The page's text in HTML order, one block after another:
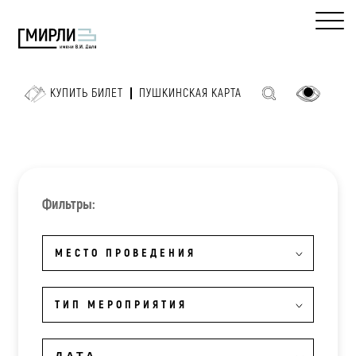
КУПИТЬ БИЛЕТ ПУШКИНСКАЯ КАРТА
Фильтры:
МЕСТО ПРОВЕДЕНИЯ
ТИП МЕРОПРИЯТИЯ